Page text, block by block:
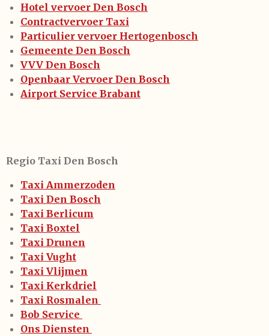
Hotel vervoer Den Bosch
Contractvervoer Taxi
Particulier vervoer Hertogenbosch
Gemeente Den Bosch
VVV Den Bosch
Openbaar Vervoer Den Bosch
Airport Service Brabant
Regio Taxi Den Bosch
Taxi Ammerzoden
Taxi Den Bosch
Taxi Berlicum
Taxi Boxtel
Taxi Drunen
Taxi Vught
Taxi Vlijmen
Taxi Kerkdriel
Taxi Rosmalen
Bob Service
Ons Diensten